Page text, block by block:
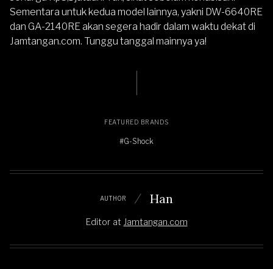
Sementara untuk kedua model lainnya, yakni DW-6640RE
dan GA-2140RE akan segera hadir dalam waktu dekat di
Jamtangan.com. Tunggu tanggal mainnya ya!
FEATURED BRANDS
#G-Shock
AUTHOR Han
Editor at Jamtangan.com